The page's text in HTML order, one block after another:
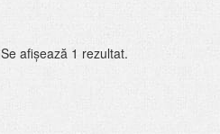
Se afişează 1 rezultat.